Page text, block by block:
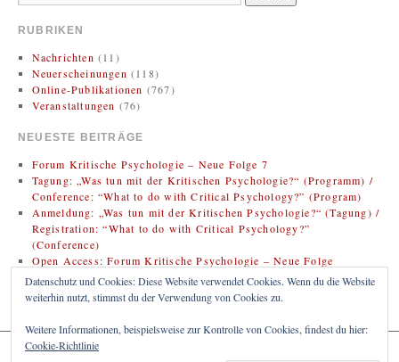
RUBRIKEN
Nachrichten (11)
Neuerscheinungen (118)
Online-Publikationen (767)
Veranstaltungen (76)
NEUESTE BEITRÄGE
Forum Kritische Psychologie – Neue Folge 7
Tagung: „Was tun mit der Kritischen Psychologie?“ (Programm) /
Conference: “What to do with Critical Psychology?” (Program)
Anmeldung: „Was tun mit der Kritischen Psychologie?“ (Tagung) /
Registration: “What to do with Critical Psychology?”
(Conference)
Open Access: Forum Kritische Psychologie – Neue Folge
(Zweitveröffentlichung)
Rezension: Bregman, Rutger (2020). Im Grunde gut: Eine neue
KRITISCHE PSYCHOLOGIE
Datenschutz und Cookies: Diese Website verwendet Cookies. Wenn du die Website
weiterhin nutzt, stimmst du der Verwendung von Cookies zu.
Weitere Informationen, beispielsweise zur Kontrolle von Cookies, findest du hier:
Cookie-Richtlinie